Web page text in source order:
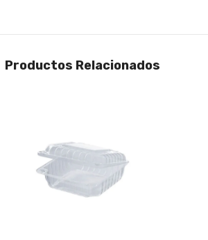
Productos Relacionados